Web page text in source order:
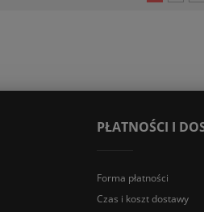
PŁATNOŚCI I
Forma płatności
Czas i koszt dostawy